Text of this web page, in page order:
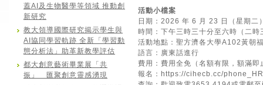
蓋AI及生物醫學等領域 推動創
新研究
教大領導國際研究揭示學生與
AI協同學習軌跡 全新「學習動
態分析法」助革新教學評估
都大創意藝術畢業展「共
振」 匯聚創意靈感湧現
活動小檔案
日期：2026 年 6 月 23 日（星期二
時間：下午三時三十分至六時（二時
活動地點：聖方濟各大學A102黃朝
語言：廣東話進行
費用：費用全免（名額有限，額滿即
報名： https://cihecb.cc/